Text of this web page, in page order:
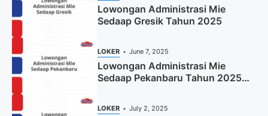
Lowongan Administrasi Mie
Sedaap Gresik Tahun 2025
LOKER June 7, 2025
Lowongan Administrasi Mie
Sedaap Pekanbaru Tahun 2025
LOKER July 2, 2025